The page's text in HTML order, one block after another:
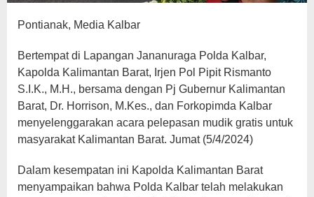
Pontianak, Media Kalbar
Bertempat di Lapangan Jananuraga Polda Kalbar,
Kapolda Kalimantan Barat, Irjen Pol Pipit Rismanto
S.I.K., M.H., bersama dengan Pj Gubernur Kalimantan
Barat, Dr. Horrison, M.Kes., dan Forkopimda Kalbar
menyelenggarakan acara pelepasan mudik gratis untuk
masyarakat Kalimantan Barat. Jumat (5/4/2024)
Dalam kesempatan ini Kapolda Kalimantan Barat
menyampaikan bahwa Polda Kalbar telah melakukan